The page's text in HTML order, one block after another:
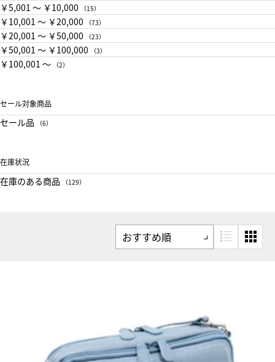
￥5,001 〜 ￥10,000 （15）
￥10,001 〜 ￥20,000 （73）
￥20,001 〜 ￥50,000 （23）
￥50,001 〜 ￥100,000 （3）
￥100,001 〜 （2）
セール対象商品
セール品 （6）
在庫状況
在庫のある商品 （129）